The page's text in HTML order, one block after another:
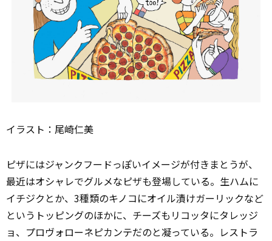
イラスト：尾崎仁美
ピザにはジャンクフードっぽいイメージが付きまとうが、
最近はオシャレでグルメなピザも登場している。生ハムに
イチジクとか、3種類のキノコにオイル漬けガーリックなど
というトッピングのほかに、チーズもリコッタにタレッジ
ョ、プロヴォローネピカンテだのと凝っている。レストラ